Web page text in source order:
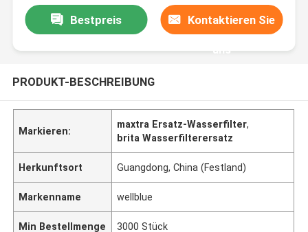
Bestpreis Kontaktieren Sie
uns
PRODUKT-BESCHREIBUNG
Markieren:
maxtra Ersatz-Wasserfilter,
brita Wasserfilterersatz
Herkunftsort Guangdong, China (Festland)
Markenname wellblue
Min Bestellmenge 3000 Stück